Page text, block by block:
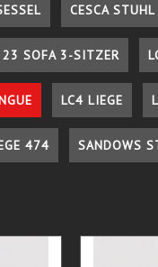
CESCA STUHL
23 SOFA 3-SITZER
LC4 LIEGE
474 SANDOWS